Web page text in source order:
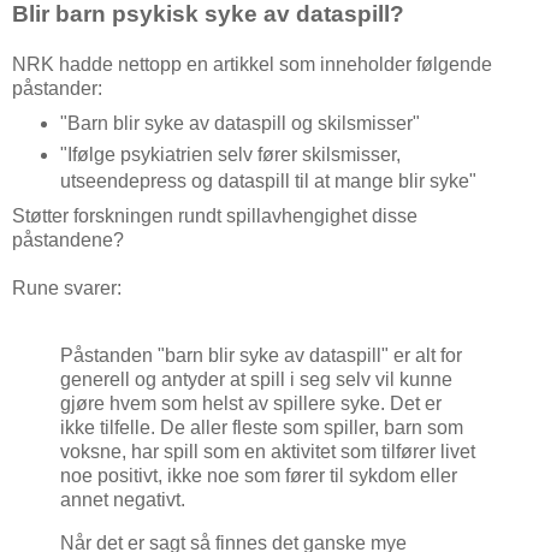
Blir barn psykisk syke av dataspill?
NRK hadde nettopp en artikkel som inneholder følgende
påstander:
"Barn blir syke av dataspill og skilsmisser"
"Ifølge psykiatrien selv fører skilsmisser,
utseendepress og dataspill til at mange blir syke"
Støtter forskningen rundt spillavhengighet disse
påstandene?
Rune svarer:
Påstanden "barn blir syke av dataspill" er alt for
generell og antyder at spill i seg selv vil kunne
gjøre hvem som helst av spillere syke. Det er
ikke tilfelle. De aller fleste som spiller, barn som
voksne, har spill som en aktivitet som tilfører livet
noe positivt, ikke noe som fører til sykdom eller
annet negativt.
Når det er sagt så finnes det ganske mye